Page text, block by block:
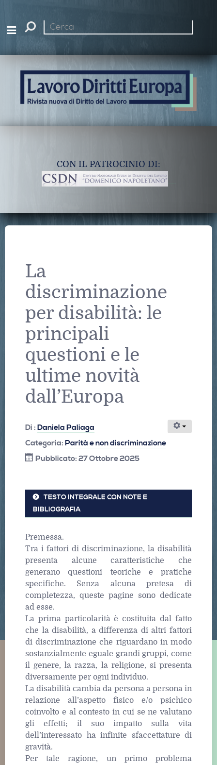
Cerca
CON IL PATROCINIO DI:
La
discriminazione
per disabilità: le
principali
questioni e le
ultime novità
dall’Europa
Di : Daniela Paliaga
Categoria: Parità e non discriminazione
Pubblicato: 27 Ottobre 2025
TESTO INTEGRALE CON NOTE E
BIBLIOGRAFIA
Premessa.
Tra i fattori di discriminazione, la disabilità
presenta alcune caratteristiche che
generano questioni teoriche e pratiche
specifiche. Senza alcuna pretesa di
completezza, queste pagine sono dedicate
ad esse.
La prima particolarità è costituita dal fatto
che la disabilità, a differenza di altri fattori
di discriminazione che riguardano in modo
sostanzialmente eguale grandi gruppi, come
il genere, la razza, la religione, si presenta
diversamente per ogni individuo.
La disabilità cambia da persona a persona in
relazione all’aspetto fisico e/o psichico
coinvolto e al contesto in cui se ne valutano
gli effetti; il suo impatto sulla vita
dell’interessato ha infinite sfaccettature di
gravità.
Per tale ragione, un primo problema